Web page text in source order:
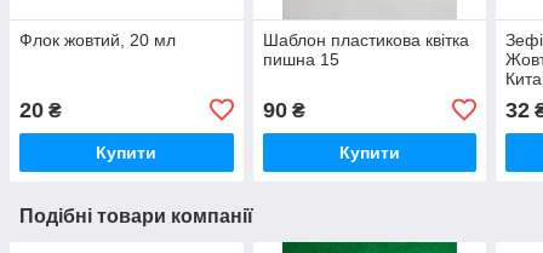
Флок жовтий, 20 мл
20 ₴
Купити
Шаблон пластикова квітка
пишна 15
90₴
Купити
32
Подібні товари компанії